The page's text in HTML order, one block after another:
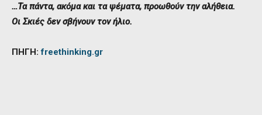
…Τα πάντα, ακόμα και τα ψέματα, προωθούν την αλήθεια.
Οι Σκιές δεν σβήνουν τον ήλιο.
ΠΗΓΗ:freethinking.gr